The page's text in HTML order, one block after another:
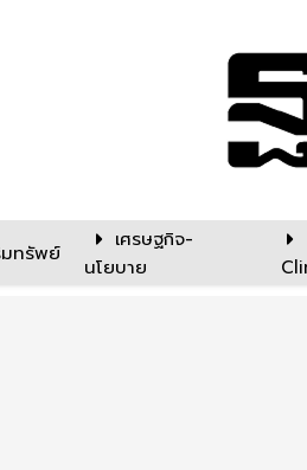
มทรัพย์
เศรษฐกิจ-
นโยบาย